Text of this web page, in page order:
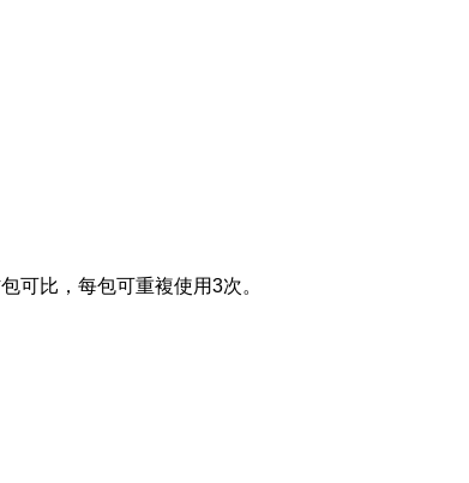
可比，每包可重複使用3次。